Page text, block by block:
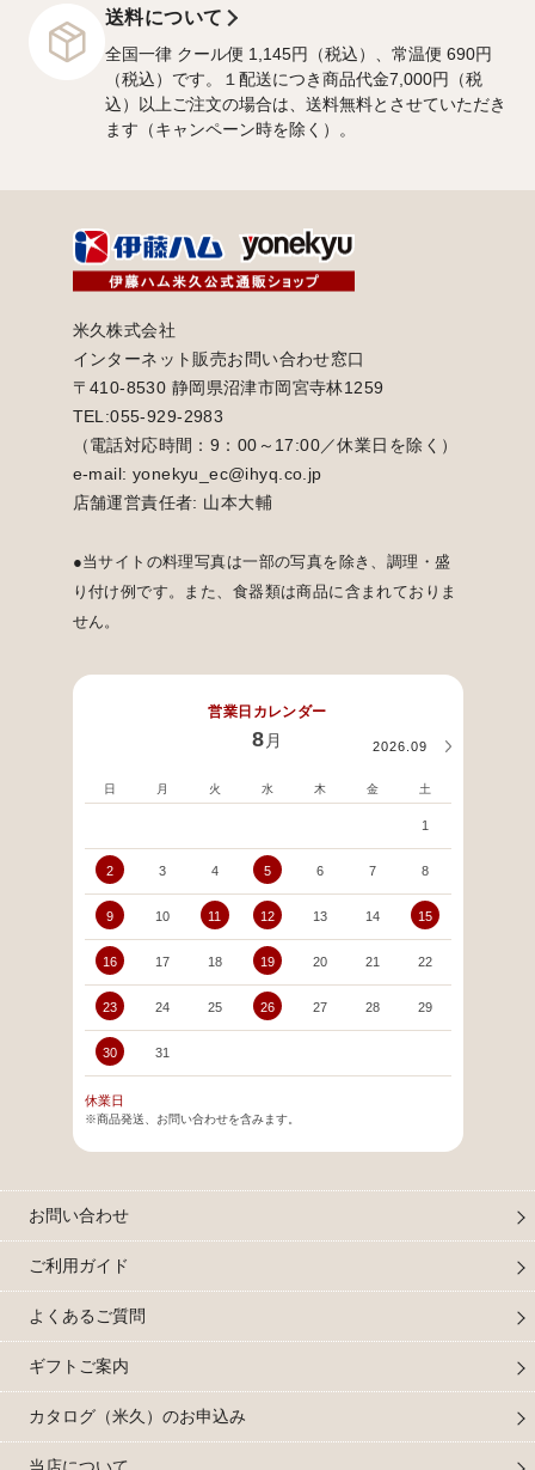
送料について
全国一律 クール便 1,145円（税込）、常温便 690円
（税込）です。１配送につき商品代金7,000円（税
込）以上ご注文の場合は、送料無料とさせていただき
ます（キャンペーン時を除く）。
米久株式会社
インターネット販売お問い合わせ窓口
〒410-8530 静岡県沼津市岡宮寺林1259
TEL:055-929-2983
（電話対応時間：9：00～17:00／休業日を除く）
e-mail: yonekyu_ec@ihyq.co.jp
店舗運営責任者: 山本大輔
●当サイトの料理写真は一部の写真を除き、調理・盛
り付け例です。また、食器類は商品に含まれておりま
せん。
営業日カレンダー
8 月 2026.09
日 月 火 水 木 金 土
1
2 3 4 5 6 7 8
9 10 11 12 13 14 15
16 17 18 19 20 21 22
23 24 25 26 27 28 29
30 31
休業日
※商品発送、お問い合わせを含みます。
お問い合わせ
ご利用ガイド
よくあるご質問
ギフトご案内
カタログ（米久）のお申込み